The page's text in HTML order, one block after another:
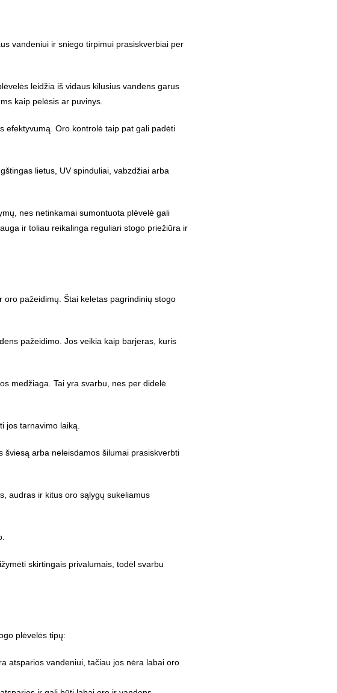
vandeniui ir sniego tirpimui prasiskverbiai per
leidžia iš vidaus kilusius vandens garus
kaip pelėsis ar puvinys.
efektyvumą. Oro kontrolė taip pat gali padėti
lietus, UV spinduliai, vabzdžiai arba
nes netinkamai sumontuota plėvelė gali
ir toliau reikalinga reguliari stogo priežiūra ir
pažeidimų. Štai keletas pagrindinių stogo
pažeidimo. Jos veikia kaip barjeras, kuris
medžiaga. Tai yra svarbu, nes per didelė
jos tarnavimo laiką.
arba neleisdamos šilumai prasiskverbti
audras ir kitus oro sąlygų sukeliamus
skirtingais privalumais, todėl svarbu
plėvelės tipų:
atsparios vandeniui, tačiau jos nėra labai oro